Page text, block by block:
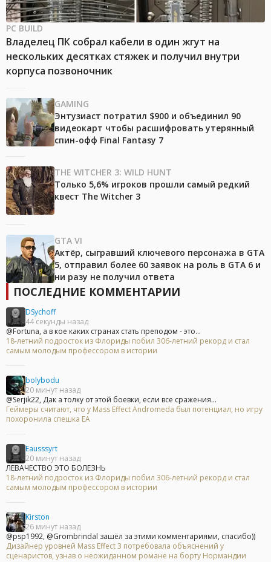
PC BUILD
Владелец ПК собрал кабели в один жгут на
нескольких десятках стяжек и получил внутри
корпуса позвоночник
GAMING
Энтузиаст потратил $900 и объединил 90
видеокарт чтобы расшифровать утерянный
спин-офф Final Fantasy 7
THE WITCHER 3: WILD HUNT
Только 5,6% игроков прошли самый редкий
квест The Witcher 3
GTA VI
Актёр, сыгравший ключевого персонажа в GTA
5, отправил более 60 заявок на роль в GTA 6 и
ни разу не получил ответа
ПОСЛЕДНИЕ КОММЕНТАРИИ
DSychoff
44 секунды назад
@Fortuna, а в кое каких странах стать преподом - это...
18-летний подросток из Флориды побил 306-летний рекорд и стал
самым молодым профессором в истории
bolybodu
20 минут назад
@Serjik22, Дак а толку от этой боевки, если все сражения...
Геймеры считают, что у Mass Effect Andromeda был потенциал, но игру
похоронила спешка EA
Eausssyrt
20 минут назад
ЛЕВАЧЕСТВО ЭТО БОЛЕЗНЬ
18-летний подросток из Флориды побил 306-летний рекорд и стал
самым молодым профессором в истории
Kirston
26 минут назад
@psp1992, @Grombrindal зашёл за этими комментариями, спасибо))
Дизайнер уровней Mass Effect 3 потребовала объяснений у
сценаристов, узнав о неожиданном романе на борту Нормандии